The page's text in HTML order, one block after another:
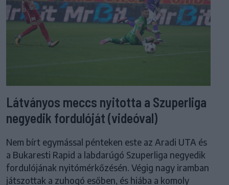
Látványos meccs nyitotta a Szuperliga
negyedik fordulóját (videóval)
Nem bírt egymással pénteken este az Aradi UTA és
a Bukaresti Rapid a labdarúgó Szuperliga negyedik
fordulójának nyitómérkőzésén. Végig nagy iramban
játszottak a zuhogó esőben, és hiába a komoly